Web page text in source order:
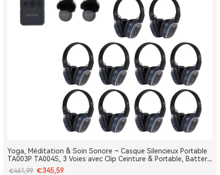
Yoga, Méditation & Soin Sonore – Casque Silencieux Portable
TA003P TA004S, 3 Voies avec Clip Ceinture & Portable, Batterie
Amovible, Bluetooth, Bass Boost
€461,99 €345,59